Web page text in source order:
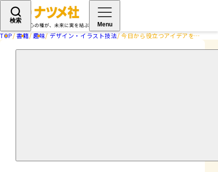
検索
Menu
TOP 書籍 趣味 デザイン・イラスト技法 今日から役立つアイデアを満載！Illustrator魔法のレシピ